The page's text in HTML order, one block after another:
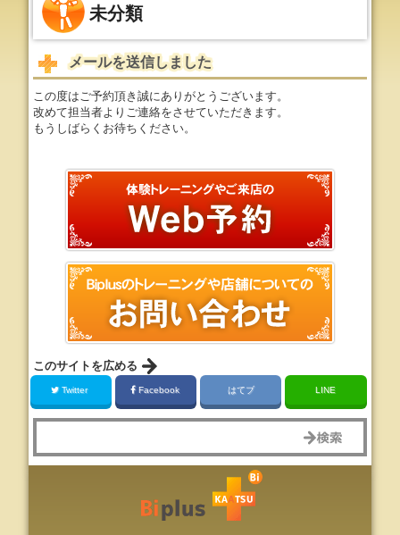
未分類
メールを送信しました
この度はご予約頂き誠にありがとうございます。
改めて担当者よりご連絡をさせていただきます。
もうしばらくお待ちください。
このサイトを広める
Twitter Facebook はてブ LINE